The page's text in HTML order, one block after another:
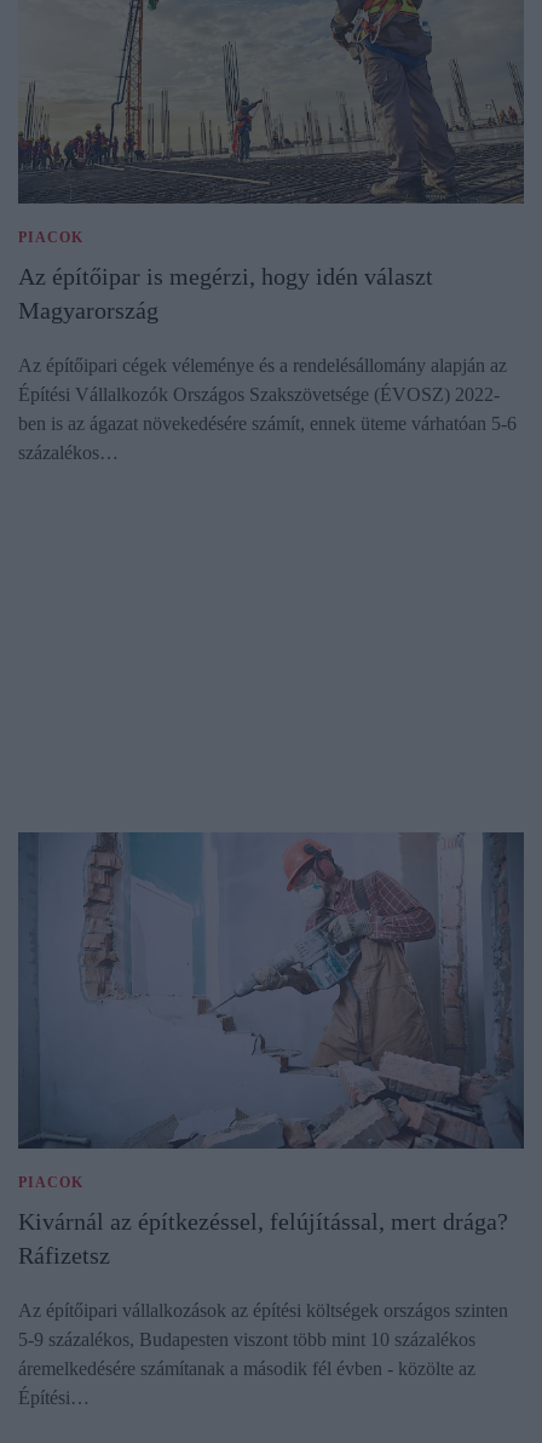
PIACOK
Az építőipar is megérzi, hogy idén választ
Magyarország
Az építőipari cégek véleménye és a rendelésállomány alapján az
Építési Vállalkozók Országos Szakszövetsége (ÉVOSZ) 2022-
ben is az ágazat növekedésére számít, ennek üteme várhatóan 5-6
százalékos…
PIACOK
Kivárnál az építkezéssel, felújítással, mert drága?
Ráfizetsz
Az építőipari vállalkozások az építési költségek országos szinten
5-9 százalékos, Budapesten viszont több mint 10 százalékos
áremelkedésére számítanak a második fél évben - közölte az
Építési…